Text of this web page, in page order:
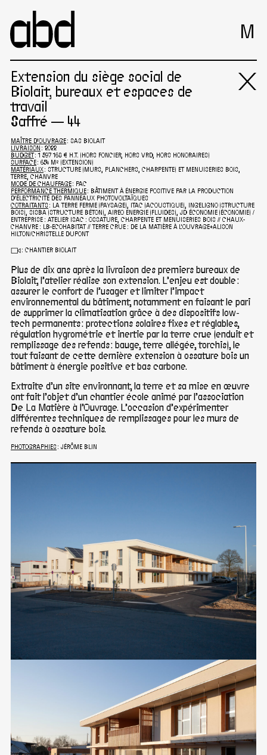
M
Extension du siège social de
Biolait, bureaux et espaces de
travail
Saffré — 44
MAÎTRE D'OUVRAGE: SAS BIOLAIT
LIVRAISON : 2022
BUDGET: 1 597 168 € H.T. (HORS FONCIER, HORS VRD, HORS HONORAIRES)
SURFACE: 654 M² (EXTENSION)
MATÉRIAUX: STRUCTURE (MURS, PLANCHERS, CHARPENTE) ET MENUISERIES BOIS,
TERRE, CHANVRE
MODE DE CHAUFFAGE: PAC
PERFORMANCE THERMIQUE: BÂTIMENT À ÉNERGIE POSITIVE PAR LA PRODUCTION
D'ÉLECTRICITÉ DES PANNEAUX PHOTOVOLTAÏQUES
COTRAITANTS: LA TERRE FERME (PAYSAGE), ITAC (ACOUSTIQUE), INGELIGNO (STRUCTURE
BOIS), SISBA (STRUCTURE BÉTON), AIREO ENERGIE (FLUIDES), JD ÉCONOMIE (ÉCONOMIE) /
ENTREPRISE : ATELIER ISAC : OSSATURE, CHARPENTE ET MENUISERIES BOIS // CHAUX-
CHANVRE : LB-ECOHABITAT // TERRE CRUE : DE LA MATIÈRE À L'OUVRAGE+ALISON
HILTON/CHRISTELLE DUPONT
Σ: CHANTIER BIOLAIT
Plus de dix ans après la livraison des premiers bureaux de
Biolait, l’atelier réalise son extension. L’enjeu est double :
assurer le confort de l’usager et limiter l’impact
environnemental du bâtiment, notamment en faisant le pari
de supprimer la climatisation grâce à des dispositifs low-
tech permanents : protections solaires fixes et réglables,
régulation hygrométrie et inertie par la terre crue (enduit et
remplissage des refends : bauge, terre allégée, torchis), le
tout faisant de cette dernière extension à ossature bois un
bâtiment à énergie positive et bas carbone.
Extraite d’un site environnant, la terre et sa mise en œuvre
ont fait l’objet d’un chantier école animé par l’association
De La Matière à l’Ouvrage. L’occasion d’expérimenter
différentes techniques de remplissages pour les murs de
refends à ossature bois.
PHOTOGRAPHIES: JÉRÔME BLIN